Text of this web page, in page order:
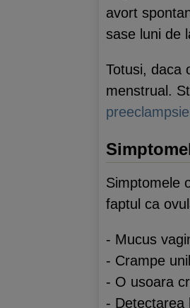
avort
sase luni de
Totusi, daca
menstrual.
Simptomele
faptul ca
- Mucus
- Crampe
- O usoara
- Detectarea